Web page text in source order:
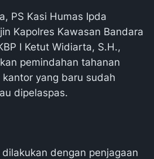
PS Kasi Humas Ipda
Kapolres Kawasan Bandara
I Ketut Widiarta, S.H.,
pemindahan tahanan
yang baru sudah
dipelaspas.
dengan penjagaan